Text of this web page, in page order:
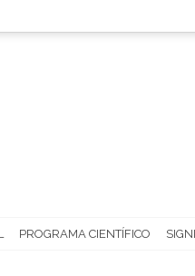
PROGRAMA CIENTÍFICO